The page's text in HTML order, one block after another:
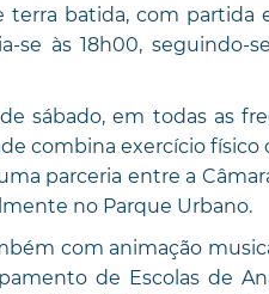
batida, com partida
se às 18h00, seguindo-
sábado, em todas as
combina exercício
parceria entre a
no Parque Urbano.
com animação
de Escolas de